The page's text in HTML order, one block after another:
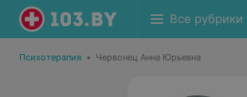
Все рубрики
Психотерапия • Червонец Анна Юрьевна